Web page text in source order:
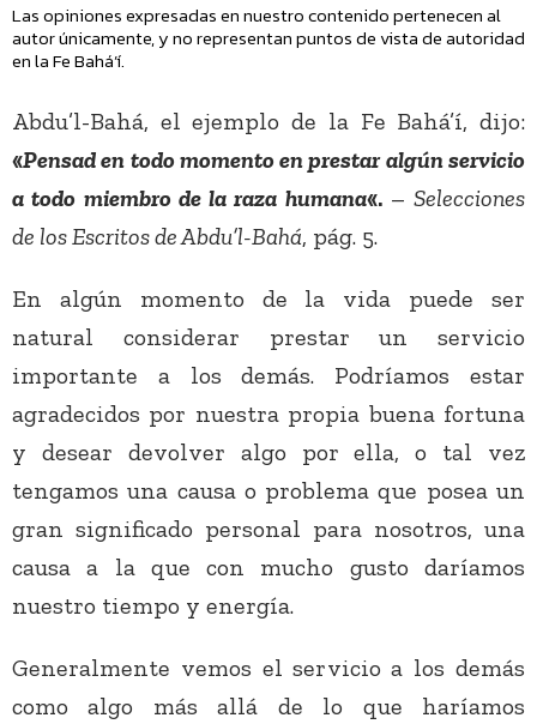
Las opiniones expresadas en nuestro contenido pertenecen al
autor únicamente, y no representan puntos de vista de autoridad
en la Fe Bahá’í.
Abdu’l-Bahá, el ejemplo de la Fe Bahá’í, dijo:
«Pensad en todo momento en prestar algún servicio
a todo miembro de la raza humana«.– Selecciones
de los Escritos de Abdu’l-Bahá, pág. 5.
En algún momento de la vida puede ser
natural considerar prestar un servicio
importante a los demás. Podríamos estar
agradecidos por nuestra propia buena fortuna
y desear devolver algo por ella, o tal vez
tengamos una causa o problema que posea un
gran significado personal para nosotros, una
causa a la que con mucho gusto daríamos
nuestro tiempo y energía.
Generalmente vemos el servicio a los demás
como algo más allá de lo que haríamos